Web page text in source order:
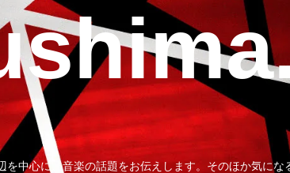
中心に、音楽の話題をお伝えします。そのほか気にな